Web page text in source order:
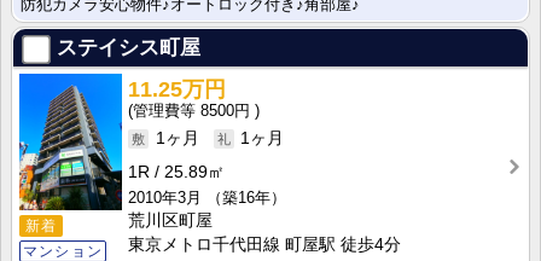
防犯カメラ安心物件♪オートロック付き♪角部屋♪
ステイシス町屋
新着
マンション
11.25万円
8500円
1ヶ月
1ヶ月
1R
25.89㎡
2010年3月
（築16年）
荒川区町屋
東京メトロ千代田線 町屋駅 徒歩4分